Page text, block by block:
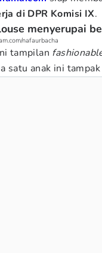
di DPR Komisi IX.
menyerupai
nafaurbacha
tampilan
satu anak ini